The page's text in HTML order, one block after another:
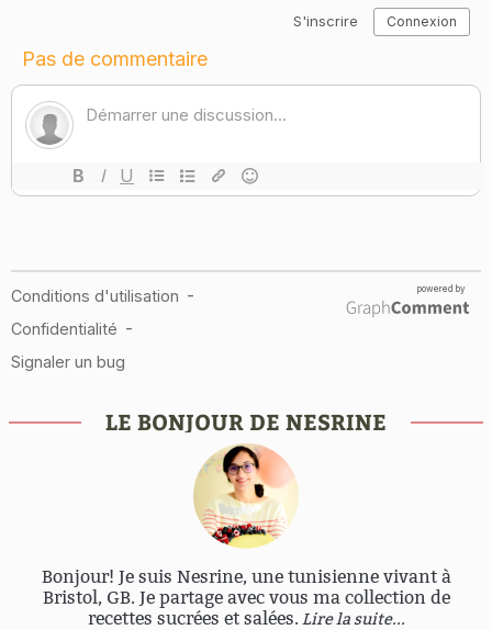
LE BONJOUR DE NESRINE
Bonjour! Je suis Nesrine, une tunisienne vivant à
Bristol, GB. Je partage avec vous ma collection de
recettes sucrées et salées. Lire la suite...